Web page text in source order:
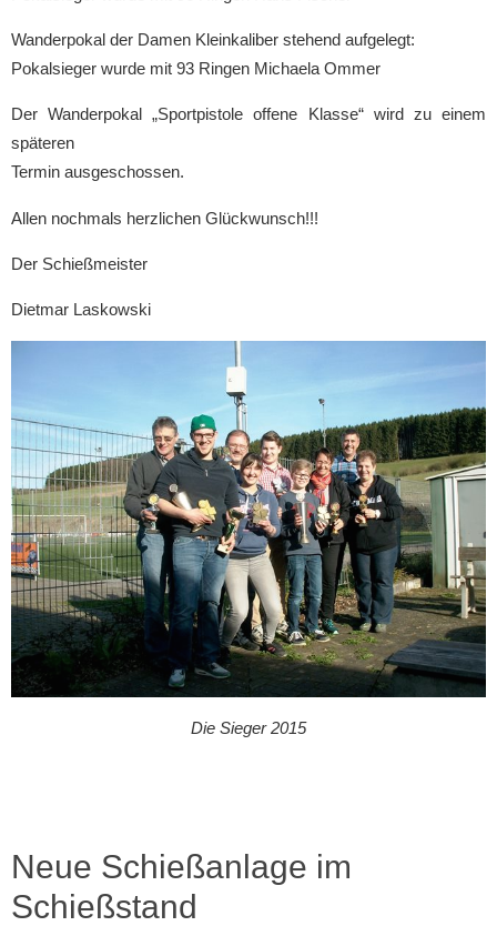
Wanderpokal der Damen Kleinkaliber stehend aufgelegt:
Pokalsieger wurde mit 93 Ringen Michaela Ommer
Der Wanderpokal „Sportpistole offene Klasse“ wird zu einem
späteren
Termin ausgeschossen.
Allen nochmals herzlichen Glückwunsch!!!
Der Schießmeister
Dietmar Laskowski
Die Sieger 2015
Neue Schießanlage im
Schießstand